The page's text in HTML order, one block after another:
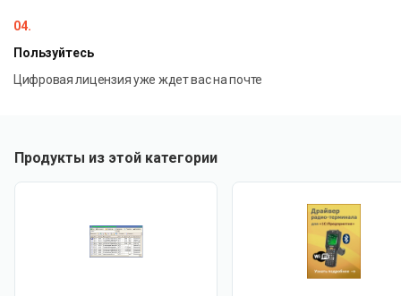
Идеально для:
данных
Тестирования новой конфигурации
04.
Пользуйтесь
Цифровая лицензия уже ждет вас на почте
Продукты из этой категории